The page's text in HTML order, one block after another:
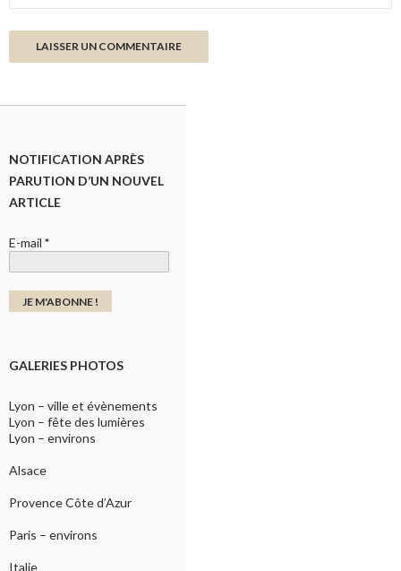
NOTIFICATION APRÈS
PARUTION D’UN NOUVEL
ARTICLE
E-mail *
GALERIES PHOTOS
Lyon – ville et évènements
Lyon – fête des lumières
Lyon – environs
Alsace
Provence Côte d’Azur
Paris – environs
Italie